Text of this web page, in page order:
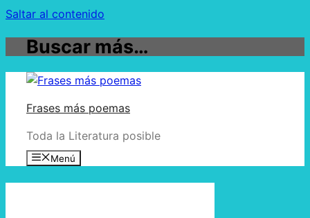
Saltar al contenido
Buscar más…
Frases más poemas
Toda la Literatura posible
Menú